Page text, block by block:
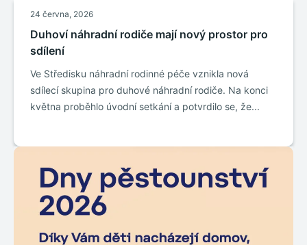
24 června, 2026
Duhoví náhradní rodiče mají nový prostor pro
sdílení
Ve Středisku náhradní rodinné péče vznikla nová
sdílecí skupina pro duhové náhradní rodiče. Na konci
května proběhlo úvodní setkání a potvrdilo se, že...